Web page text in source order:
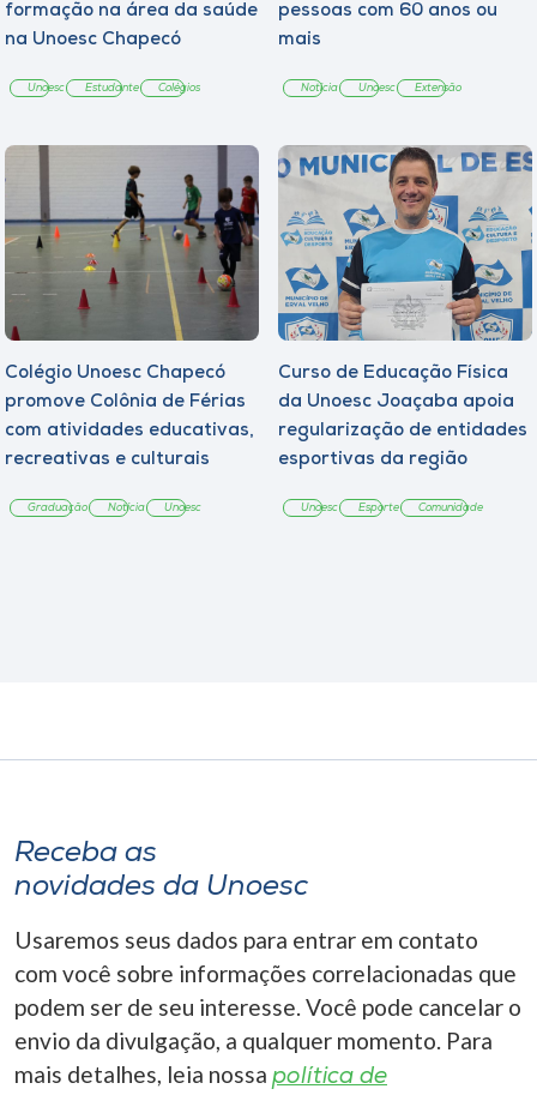
formação na área da saúde
na Unoesc Chapecó
Unoesc Estudante Colégios
pessoas com 60 anos ou
mais
Notícia Unoesc Extensão
Colégio Unoesc Chapecó
promove Colônia de Férias
com atividades educativas,
recreativas e culturais
Graduação Notícia Unoesc
Curso de Educação Física
da Unoesc Joaçaba apoia
regularização de entidades
esportivas da região
Unoesc Esporte Comunidade
Receba as
novidades da Unoesc
Usaremos seus dados para entrar em contato
com você sobre informações correlacionadas que
podem ser de seu interesse. Você pode cancelar o
envio da divulgação, a qualquer momento. Para
mais detalhes, leia nossa política de